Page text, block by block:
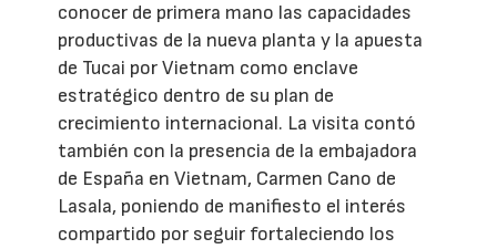
conocer de primera mano las capacidades
productivas de la nueva planta y la apuesta
de Tucai por Vietnam como enclave
estratégico dentro de su plan de
crecimiento internacional. La visita contó
también con la presencia de la embajadora
de España en Vietnam, Carmen Cano de
Lasala, poniendo de manifiesto el interés
compartido por seguir fortaleciendo los